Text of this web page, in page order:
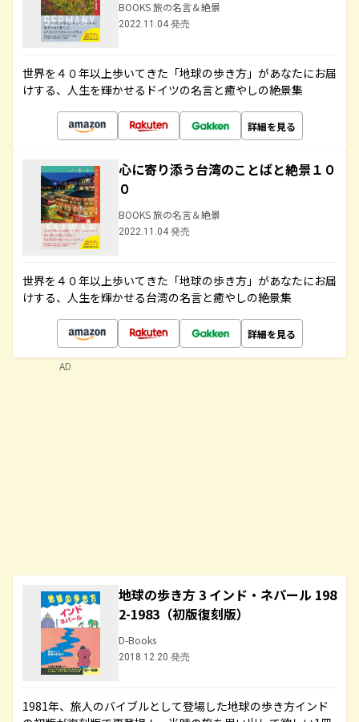
BOOKS 旅の名言＆絶景
2022.11.04 発売
世界を４０年以上歩いてきた「地球の歩き方」があなたにお届
けする、人生を輝かせるドイツの名言と癒やしの絶景集
詳細を見る
心に寄り添う台湾のことばと絶景１０
０
BOOKS 旅の名言＆絶景
2022.11.04 発売
世界を４０年以上歩いてきた「地球の歩き方」があなたにお届
けする、人生を輝かせる台湾の名言と癒やしの絶景集
詳細を見る
地球の歩き方 3 インド・ネパール 198
2-1983（初版復刻版）
D-Books
2018.12.20 発売
1981年、旅人のバイブルとして登場した地球の歩き方インド
AD